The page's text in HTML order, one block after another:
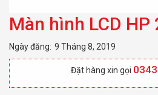
Màn hình LCD HP
Ngày đăng: 9 Tháng 8, 2019
Đặt hàng xin gọi